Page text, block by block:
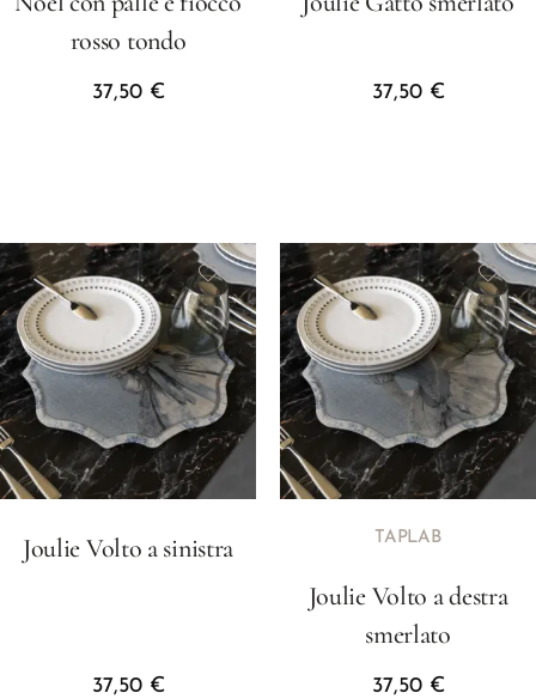
rosso tondo
37,50 € 37,50 €
Joulie Volto a sinistra
37,50 €
TAPLAB
Joulie Volto a destra
smerlato
37,50 €